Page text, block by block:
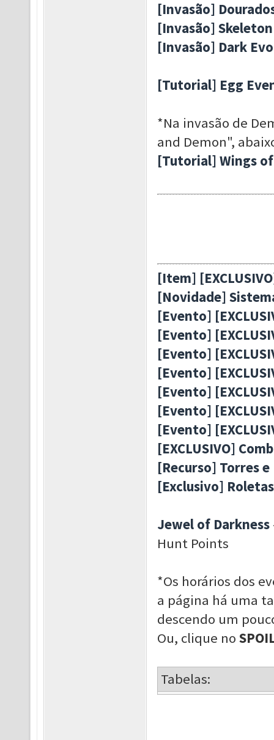
[Invasão]
[Invasão]
[Invasão] Dark
[Tutorial] Egg
*Na invasão de
and Demon",
[Tutorial] Wings
[Item]
[Novidade]
[Evento]
[Evento]
[Evento]
[Evento]
[Evento]
[Evento]
[Evento]
[EXCLUSIVO]
[Recurso] Torres e
[Exclusivo]
Jewel of Darkness
Hunt Points
*Os horários dos
a página há uma
descendo um
Ou, clique no
Tabelas: